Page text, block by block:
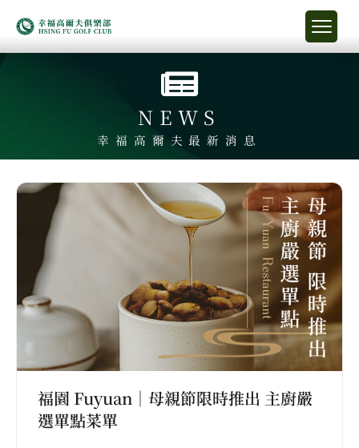
NEWS
幸福高爾夫最新消息
福園 Fuyuan｜母親節限時推出 主廚嚴
選單點菜單